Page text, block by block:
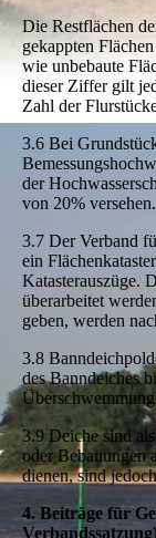
Die Restflächen
gekappten
wie unbebaute
dieser Ziffer gilt
Zahl der
3.6 Bei
der
von 20% versehen.
3.7 Der Verband
ein
Katasterauszüge.
überarbeitet
geben, werden
3.8
des Banndeiches
3.9 Deiche sind
oder Bebauungen
dienen, sind
4. Beiträge für